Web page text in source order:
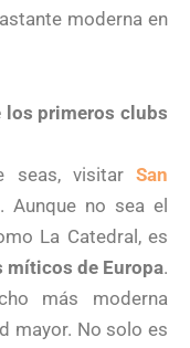
moderna en
los primeros clubs
seas, visitar San
Aunque no sea el
La Catedral, es
míticos de Europa.
más moderna
mayor. No solo es